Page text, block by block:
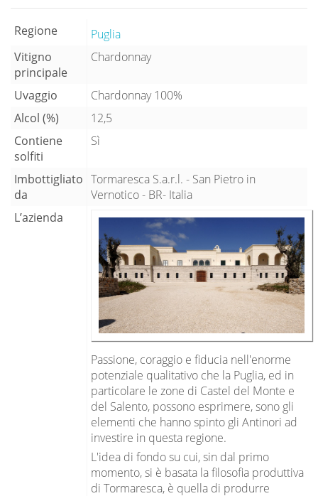
Regione
Puglia
Vitigno
principale
Chardonnay
Uvaggio
Chardonnay 100%
Alcol (%)
12,5
Contiene
solfiti
Sì
Imbottigliato
da
Tormaresca S.a.r.l. - San Pietro in
Vernotico - BR- Italia
L’azienda
Passione, coraggio e fiducia nell'enorme
potenziale qualitativo che la Puglia, ed in
particolare le zone di Castel del Monte e
del Salento, possono esprimere, sono gli
elementi che hanno spinto gli Antinori ad
investire in questa regione.
L'idea di fondo su cui, sin dal primo
momento, si è basata la filosofia produttiva
di Tormaresca, è quella di produrre